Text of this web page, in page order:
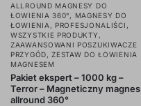
ALLROUND MAGNESY DO
ŁOWIENIA 360°, MAGNESY DO
ŁOWIENIA , PROFESJONALIŚCI ,
WSZYSTKIE PRODUKTY ,
ZAAWANSOWANI POSZUKIWACZE
PRZYGÓD,ZESTAW DO ŁOWIENIA
MAGNESEM
Pakiet ekspert – 1000 kg –
Terror – Magneticzny magnes
allround 360°